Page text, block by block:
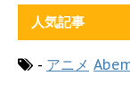
人気記事
- アニメ